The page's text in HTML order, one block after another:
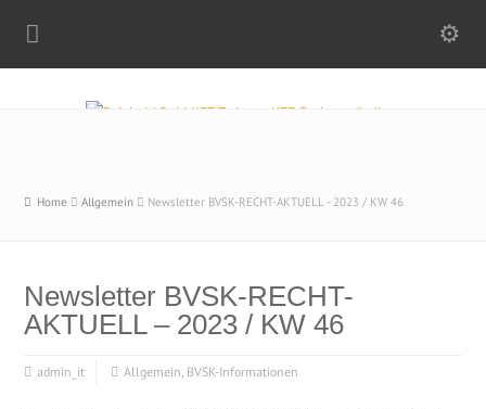
Home Allgemein Newsletter BVSK-RECHT-AKTUELL - 2023 / KW 46
Newsletter BVSK-RECHT-
AKTUELL – 2023 / KW 46
admin_it Allgemein, BVSK-Informationen